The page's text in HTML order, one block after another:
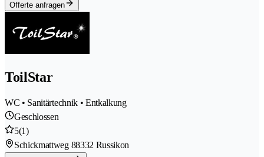
Offerte anfragen
ToilStar
WC • Sanitärtechnik • Entkalkung
Geschlossen
5(1)
Schickmattweg 88332 Russikon